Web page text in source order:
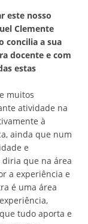
este nosso
Clemente
concilia a sua
docente e com
estas
muitos
atividade na
à
ainda que num
e
que na área
a experiência e
é uma área
tudo aporta e